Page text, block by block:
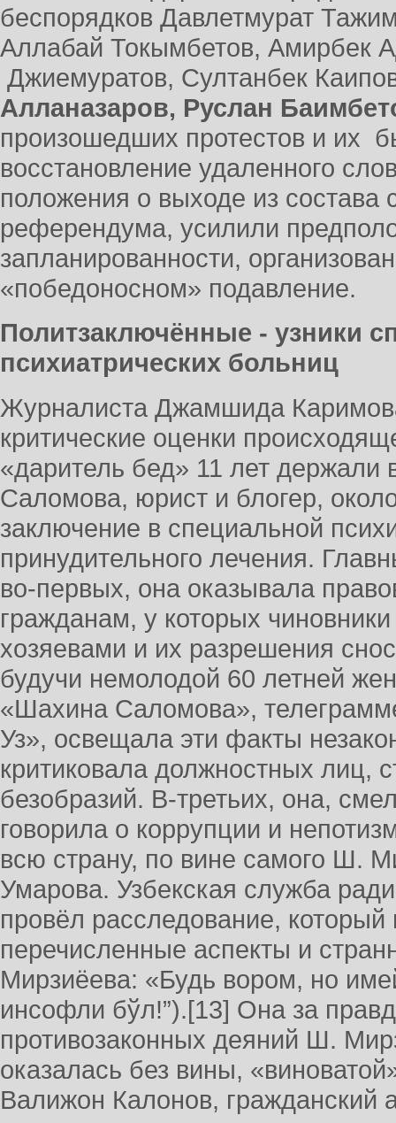
беспорядков Давлетмурат
Аллабай Токымбетов, Амирбек
Джиемуратов, Султанбек
Алланазаров, Руслан
произошедших протестов и их
восстановление удаленного
положения о выходе из состава
референдума, усилили
запланированности,
«победоносном» подавление.
Политзаключённые - узники
психиатрических больниц
Журналиста Джамшида
критические оценки
«даритель бед» 11 лет
Саломова, юрист и блогер,
заключение в специальной
принудительного лечения.
во-первых, она оказывала
гражданам, у которых
хозяевами и их разрешения
будучи немолодой 60 летней
«Шахина Саломова»,
Уз», освещала эти факты
критиковала должностных лиц,
безобразий. В-третьих, она,
говорила о коррупции и
всю страну, по вине самого Ш.
Умарова. Узбекская служба
провёл расследование,
перечисленные аспекты и
Мирзиёева: «Будь вором, но
инсофли бўл!”).[13] Она за
противозаконных деяний Ш.
оказалась без вины,
Валижон Калонов, гражданский